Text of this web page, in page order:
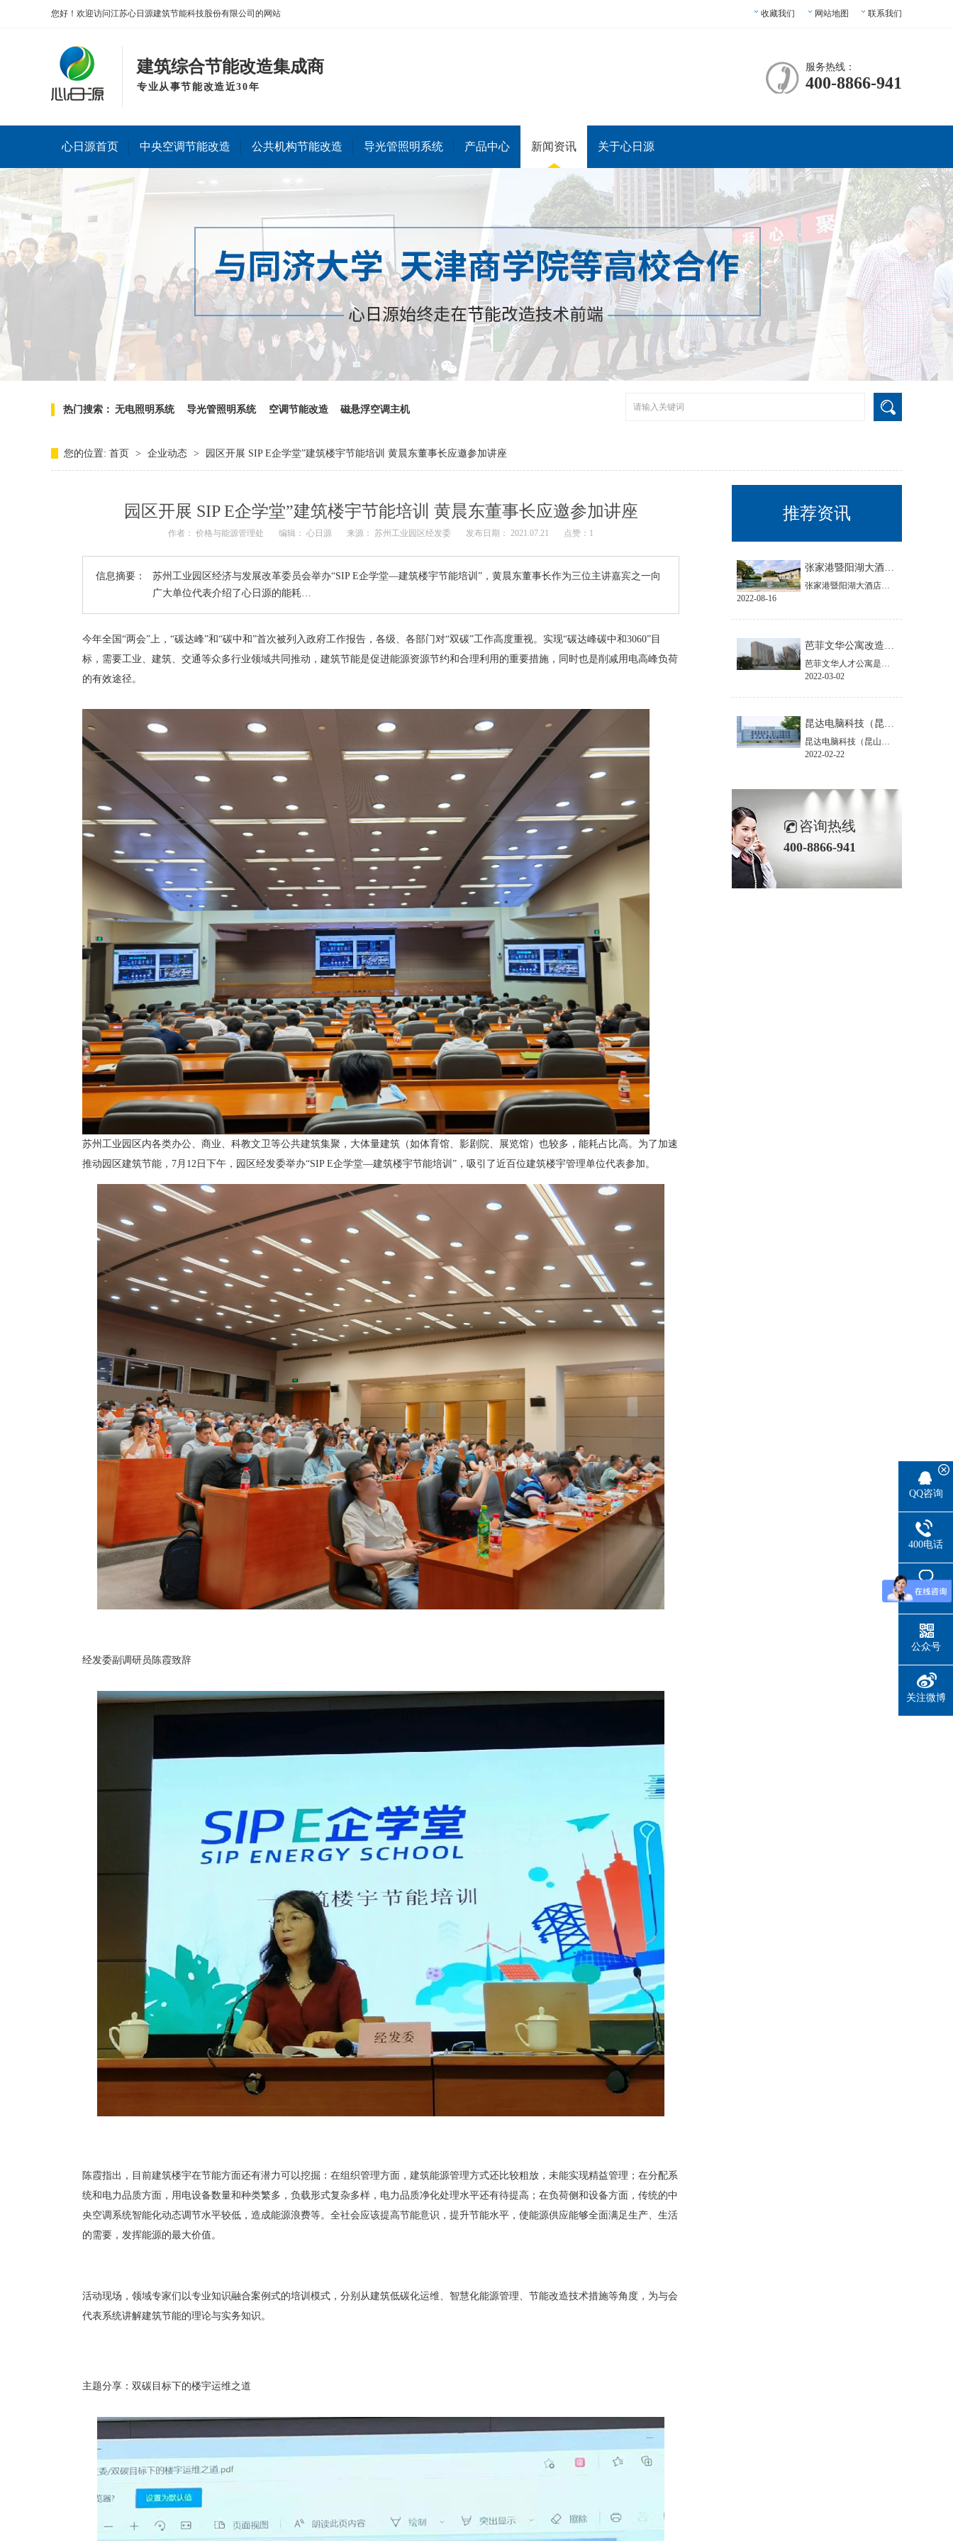
收藏我们 网站地图 联系我们
您好！欢迎访问江苏心日源建筑节能科技股份有限公司的网站
建筑综合节能改造集成商
专业从事节能改造近30年
服务热线：
400-8866-941
心日源首页 中央空调节能改造 公共机构节能改造 导光管照明系统 产品中心 新闻资讯 关于心日源
热门搜索： 无电照明系统 导光管照明系统 空调节能改造 磁悬浮空调主机
您的位置: 首页 > 企业动态 > 园区开展 SIP E企学堂”建筑楼宇节能培训 黄晨东董事长应邀参加讲座
园区开展 SIP E企学堂”建筑楼宇节能培训 黄晨东董事长应邀参加讲座
作者： 价格与能源管理处 编辑： 心日源 来源： 苏州工业园区经发委 发布日期： 2021.07.21 点赞： 1
信息摘要：
苏州工业园区经济与发展改革委员会举办“SIP E企学堂—建筑楼宇节能培训”，黄晨东董事长作为三位主讲嘉宾之一向
广大单位代表介绍了心日源的能耗…
今年全国“两会”上，“碳达峰”和“碳中和”首次被列入政府工作报告，各级、各部门对“双碳”工作高度重视。实现“碳达峰碳中和3060”目
标，需要工业、建筑、交通等众多行业领域共同推动，建筑节能是促进能源资源节约和合理利用的重要措施，同时也是削减用电高峰负荷
的有效途径。
苏州工业园区内各类办公、商业、科教文卫等公共建筑集聚，大体量建筑（如体育馆、影剧院、展览馆）也较多，能耗占比高。为了加速
推动园区建筑节能，7月12日下午，园区经发委举办“SIP E企学堂—建筑楼宇节能培训”，吸引了近百位建筑楼宇管理单位代表参加。
经发委副调研员陈霞致辞
陈霞指出，目前建筑楼宇在节能方面还有潜力可以挖掘：在组织管理方面，建筑能源管理方式还比较粗放，未能实现精益管理；在分配系
统和电力品质方面，用电设备数量和种类繁多，负载形式复杂多样，电力品质净化处理水平还有待提高；在负荷侧和设备方面，传统的中
央空调系统智能化动态调节水平较低，造成能源浪费等。全社会应该提高节能意识，提升节能水平，使能源供应能够全面满足生产、生活
的需要，发挥能源的最大价值。
活动现场，领域专家们以专业知识融合案例式的培训模式，分别从建筑低碳化运维、智慧化能源管理、节能改造技术措施等角度，为与会
代表系统讲解建筑节能的理论与实务知识。
主题分享：双碳目标下的楼宇运维之道
推荐资讯
张家港暨阳湖大酒店节能改造项目
张家港暨阳湖大酒店坐落于4A级风景区生态公园内，地理位置优越，交通便捷。心日源在充分调研后对其中央空调系统和生活热水系统进行了节能改造。
2022-08-16
芭菲文华公寓改造项目
芭菲文华人才公寓是由研究生公寓、科研公寓、青年公寓、专家住宅楼组成。此次项目是针对公寓楼进行生活热水系统的设计应用。
2022-03-02
昆达电脑科技（昆山）有限公司改造项目
昆达电脑科技（昆山）有限公司是神达电脑于2002年3月投产运营的又一大型生产基地。位于江苏省昆山市出口加工区，占地面积12万平方米。
2022-02-22
咨询热线
400-8866-941
QQ咨询
400电话
在线留言
公众号
关注微博